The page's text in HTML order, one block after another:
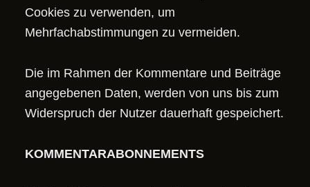
Cookies zu verwenden, um
Mehrfachabstimmungen zu vermeiden.
Die im Rahmen der Kommentare und Beiträge
angegebenen Daten, werden von uns bis zum
Widerspruch der Nutzer dauerhaft gespeichert.
KOMMENTARABONNEMENTS